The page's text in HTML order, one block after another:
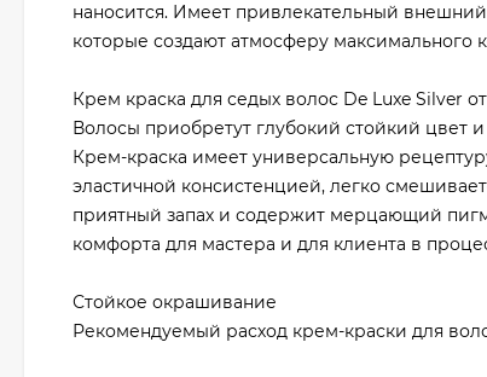
наносится. Имеет привлекательный
которые создают атмосферу
Крем краска для седых волос De Luxe Silver
Волосы приобретут глубокий стойкий цвет
Крем-краска имеет универсальную
эластичной консистенцией, легко
приятный запах и содержит мерцающий
комфорта для мастера и для клиента в
Стойкое окрашивание
Рекомендуемый расход крем-краски для